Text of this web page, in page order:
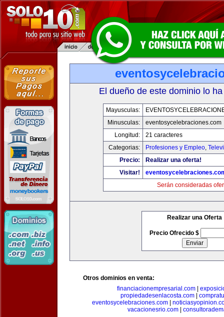
El dueño de este dominio lo
Mayusculas:
Minusculas:
eventosycelebraciones.com
Longitud:
21 caracteres
Categorias:
Profesiones y Empleo,
Precio:
Realizar una oferta!
Visitar!
Serán consideradas
Realizar una Oferta
Precio Ofrecido $
Otros dominios en venta:
financiacionempresarial.com
propiedadesenlacosta.com
eventosycelebraciones.com|
vacacionesrio.com